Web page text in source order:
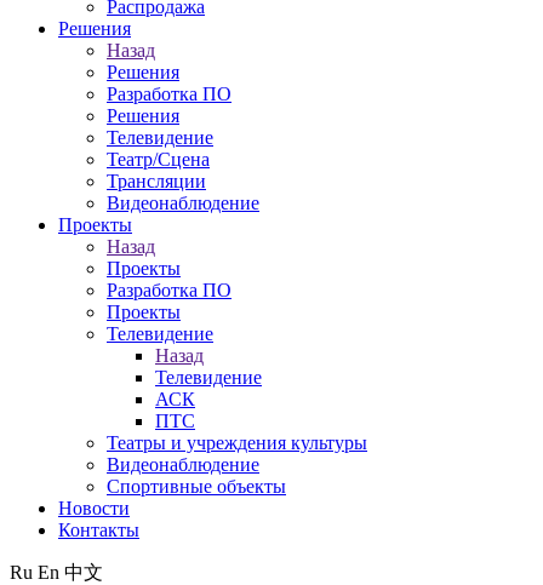
Распродажа
Решения
Назад
Решения
Разработка ПО
Решения
Телевидение
Театр/Сцена
Трансляции
Видеонаблюдение
Проекты
Назад
Проекты
Разработка ПО
Проекты
Телевидение
Назад
Телевидение
АСК
ПТС
Театры и учреждения культуры
Видеонаблюдение
Спортивные объекты
Новости
Контакты
Ru En 中文